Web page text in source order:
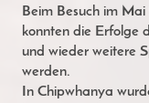
Beim Besuch im
konnten die Erfolge
und wieder weitere
werden.
In Chipwhanya